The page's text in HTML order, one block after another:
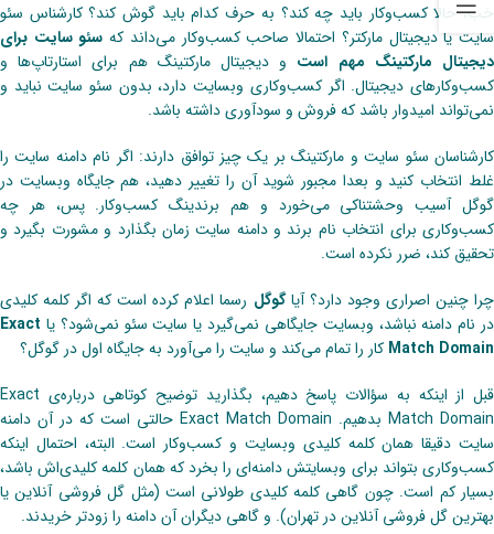
خب، حالا کسب‌وکار باید چه کند؟ به حرف کدام باید گوش کند؟ کارشناس سئو
سایت یا دیجیتال مارکتر؟ احتمالا صاحب کسب‌وکار می‌داند که سئو سایت برای
دیجیتال مارکتینگ مهم است و دیجیتال مارکتینگ هم برای استارتاپ‌ها و
کسب‌وکارهای دیجیتال. اگر کسب‌وکاری وبسایت دارد، بدون سئو سایت نباید و
نمی‌تواند امیدوار باشد که فروش و سودآوری داشته باشد.
کارشناسان سئو سایت و مارکتینگ بر یک چیز توافق دارند: اگر نام دامنه سایت را
غلط انتخاب کنید و بعدا مجبور شوید آن را تغییر دهید،‌ هم جایگاه وبسایت در
گوگل آسیب وحشتناکی می‌خورد و هم برندینگ کسب‌وکار. پس، هر چه
کسب‌وکاری برای انتخاب نام برند و دامنه سایت زمان بگذارد و مشورت بگیرد و
تحقیق کند، ضرر نکرده است.
چرا چنین اصراری وجود دارد؟ آیاگوگل رسما اعلام کرده است که اگر کلمه کلیدی
در نام دامنه نباشد، وبسایت جایگاهی نمی‌گیرد یا سایت سئو نمی‌شود؟ یا Exact
Match Domain کار را تمام می‌کند و سایت را می‌آورد به جایگاه اول در گوگل؟
قبل از اینکه به سؤالات پاسخ دهیم، بگذارید توضیح کوتاهی درباره‌ی Exact
Match Domain بدهیم. Exact Match Domain حالتی است که در آن دامنه
سایت دقیقا همان کلمه کلیدی وبسایت و کسب‌وکار است. البته، احتمال اینکه
کسب‌وکاری بتواند برای وبسایتش دامنه‌ای را بخرد که همان کلمه کلیدی‌اش باشد،
بسیار کم است. چون گاهی کلمه‌ کلیدی طولانی است (مثل گل فروشی آنلاین یا
بهترین گل فروشی آنلاین در تهران). و گاهی دیگران آن دامنه را زودتر خریدند.